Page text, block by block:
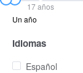
17 años
Un año
Idiomas
Español